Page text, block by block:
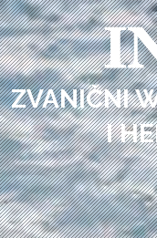
ZVANIČNI
I